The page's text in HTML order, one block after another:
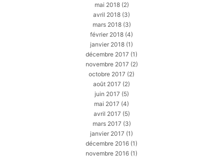
mai 2018(2)
avril 2018 (3)
mars 2018(3)
février 2018 (4)
janvier 2018 (1)
décembre 2017 (1)
novembre 2017 (2)
octobre 2017 (2)
août 2017 (2)
juin 2017 (5)
mai 2017 (4)
avril 2017 (5)
mars 2017 (3)
janvier 2017 (1)
décembre 2016 (1)
novembre 2016 (1)